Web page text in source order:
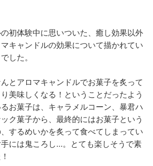
初体験中に思いついた、癒し効果以外
キャンドルの効果について描かれてい
した。
とアロマキャンドルでお菓子を炙って
美味しくなる！ということだったよう
お菓子は、キャラメルコーン、暴君ハ
ク菓子から、最終的にはお菓子という
するめいかを炙って食べてしまってい
には鬼ころし…。とても楽しそうで素